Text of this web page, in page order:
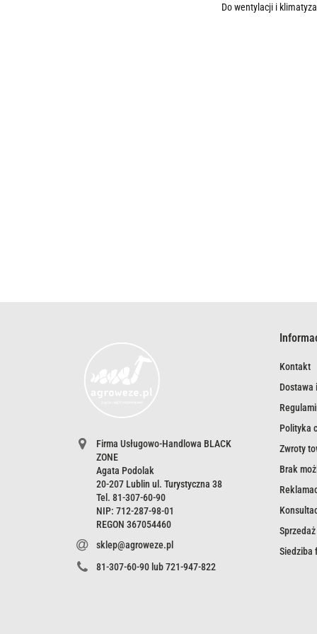
Do wentylacji i
Firma Usługowo-Handlowa BLACK
ZONE
Agata Podolak
20-207 Lublin ul. Turystyczna 38
Tel. 81-307-60-90
NIP: 712-287-98-01
REGON 367054460
sklep@agroweze.pl
81-307-60-90 lub 721-947-822
Kontakt
Dostawa
Polityka
Zwroty
Brak
Siedziba